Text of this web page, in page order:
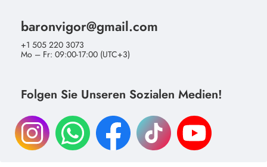
baronvigor@gmail.com
+1 505 220 3073
Mo – Fr: 09:00-17:00 (UTC+3)
Folgen Sie Unseren Sozialen Medien!